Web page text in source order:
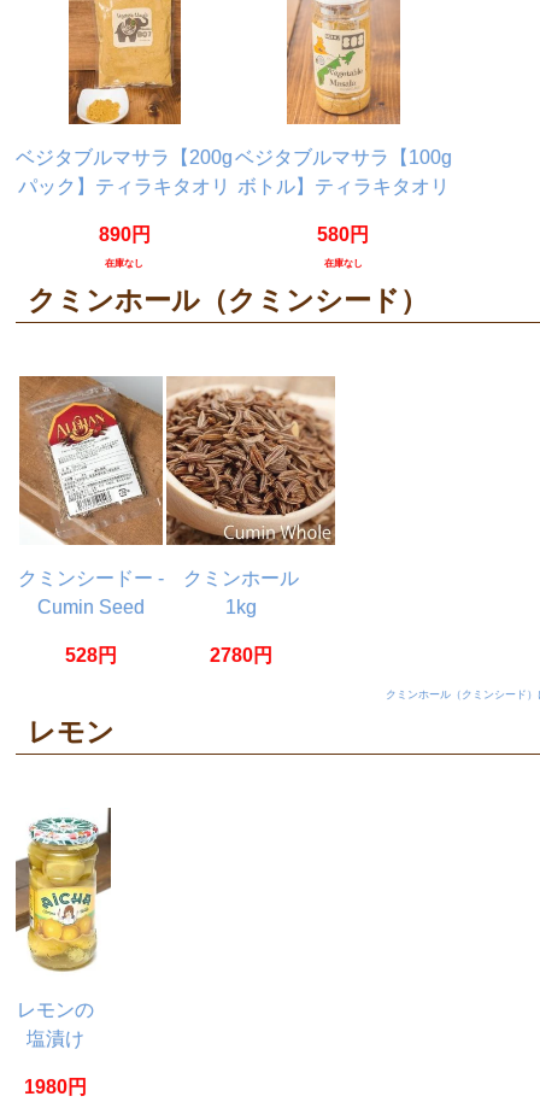
ベジタブルマサラ【200g
パック】ティラキタオリ
890円
在庫なし
ベジタブルマサラ【100g
ボトル】ティラキタオリ
580円
在庫なし
クミンホール（クミンシード）
クミンシードー -
Cumin Seed
528円
クミンホール
1kg
2780円
クミンホール（クミンシード
レモン
レモンの
塩漬け
【Aicha】
1980円